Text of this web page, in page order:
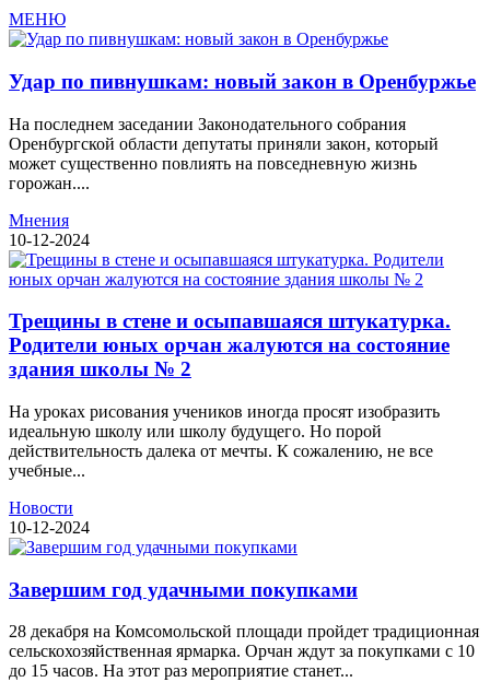
МЕНЮ
Удар по пивнушкам: новый закон в Оренбуржье
На последнем заседании Законодательного собрания
Оренбургской области депутаты приняли закон, который
может существенно повлиять на повседневную жизнь
горожан....
Мнения
10-12-2024
Трещины в стене и осыпавшаяся штукатурка.
Родители юных орчан жалуются на состояние
здания школы № 2
На уроках рисования учеников иногда просят изобразить
идеальную школу или школу будущего. Но порой
действительность далека от мечты. К сожалению, не все
учебные...
Новости
10-12-2024
Завершим год удачными покупками
28 декабря на Комсомольской площади пройдет традиционная
сельскохозяйственная ярмарка. Орчан ждут за покупками с 10
до 15 часов. На этот раз мероприятие станет...